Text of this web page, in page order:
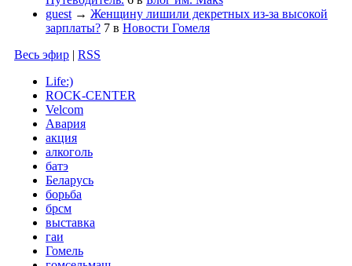
guest → Женщину лишили декретных из-за высокой
зарплаты? 7 в Новости Гомеля
Весь эфир | RSS
Life:)
ROCK-CENTER
Velcom
Авария
акция
алкоголь
батэ
Беларусь
борьба
брсм
выставка
гаи
Гомель